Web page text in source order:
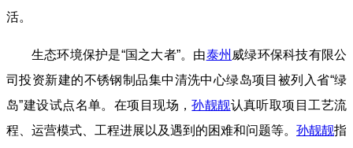
活。
生态环境保护是“国之大者”。由泰州 威绿环保科技有限公
司投资新建的不锈钢制品集中清洗中心绿岛项目被列入省“绿
岛”建设试点名单。在项目现场，孙靓靓认真听取项目工艺流
程、运营模式、工程进展以及遇到的困难和问题等。 孙靓靓指